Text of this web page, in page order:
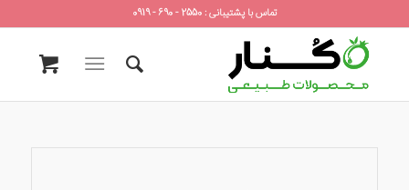
تماس با پشتیبانی : 2550 - 690 - 0919